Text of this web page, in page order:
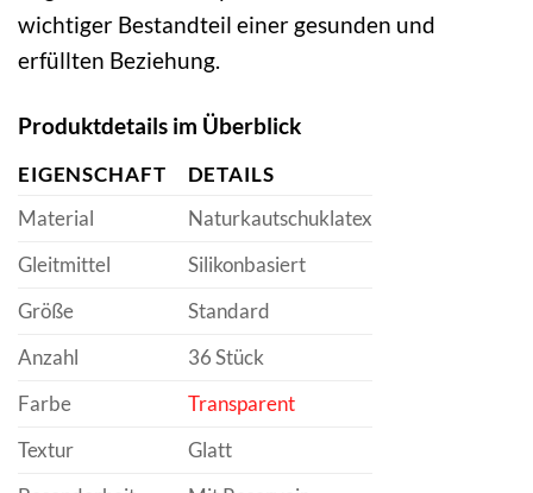
wichtiger Bestandteil einer gesunden und
erfüllten Beziehung.
Produktdetails im Überblick
EIGENSCHAFT
DETAILS
Material
Naturkautschuklatex
Gleitmittel
Silikonbasiert
Größe
Standard
Anzahl
36 Stück
Farbe
Transparent
Textur
Glatt